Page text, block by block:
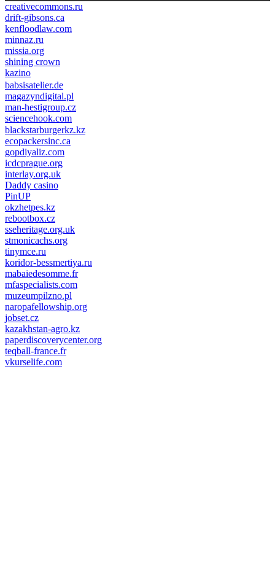
creativecommons.ru
drift-gibsons.ca
kenfloodlaw.com
minnaz.ru
missia.org
shining crown
kazino
casino lemon
pinco giriş
babsisatelier.de
magazyndigital.pl
man-hestigroup.cz
sciencehook.com
олимп казино
blackstarburgerkz.kz
ecopackersinc.ca
gopdiyaliz.com
icdcprague.org
interlay.org.uk
Daddy casino
PinUP
okzhetpes.kz
rebootbox.cz
sseheritage.org.uk
stmonicachs.org
tinymce.ru
koridor-bessmertiya.ru
mabaiedesomme.fr
mfaspecialists.com
muzeumpilzno.pl
naropafellowship.org
jobset.cz
kazakhstan-agro.kz
paperdiscoverycenter.org
teqball-france.fr
vkurselife.com